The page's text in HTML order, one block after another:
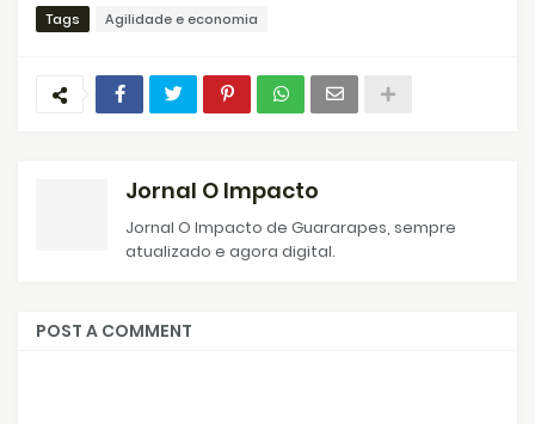
Tags Agilidade e economia
Jornal O Impacto
Jornal O Impacto de Guararapes, sempre
atualizado e agora digital.
POST A COMMENT